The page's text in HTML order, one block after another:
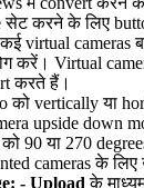
सेट करने के लिए
virtual cameras
करें। Virtual
करते हैं।
को vertically या
upside down
90 या 270
cameras के लिए
- Upload के